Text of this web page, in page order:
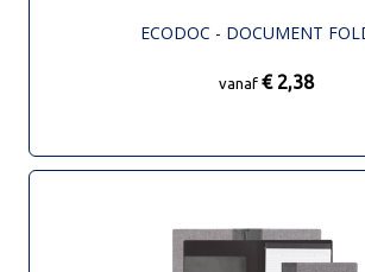
ECODOC - DOCUMENT
vanaf € 2,38